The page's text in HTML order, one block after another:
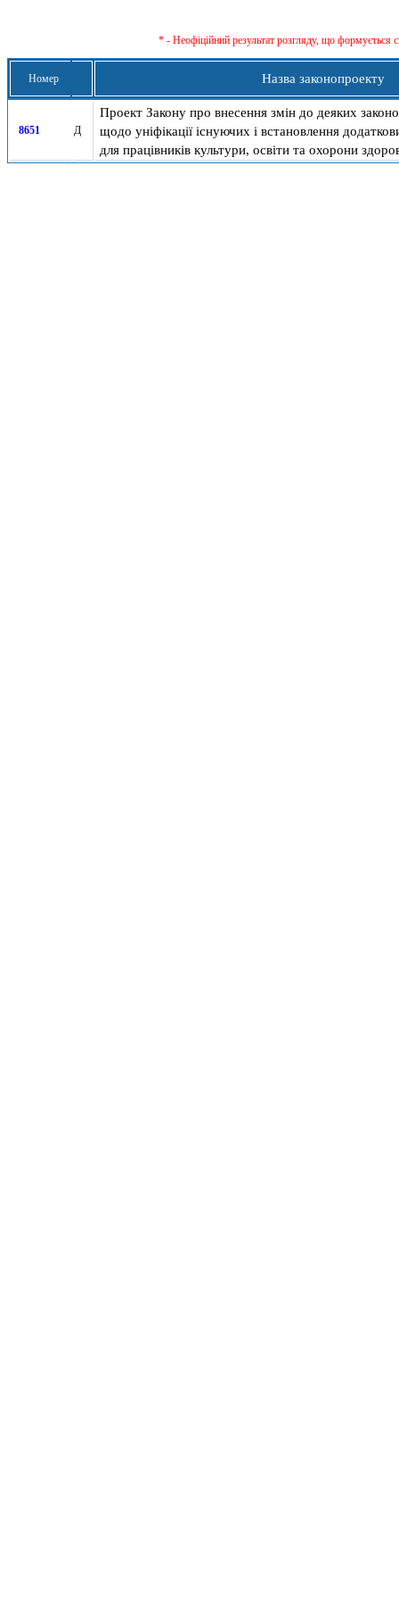
* - Неофіційний результат розгляду, що формується
Номер Назва законопроекту
8651 Д
Проект Закону про внесення змін до деяких
щодо уніфікації існуючих і встановлення
для працівників культури, освіти та охорони